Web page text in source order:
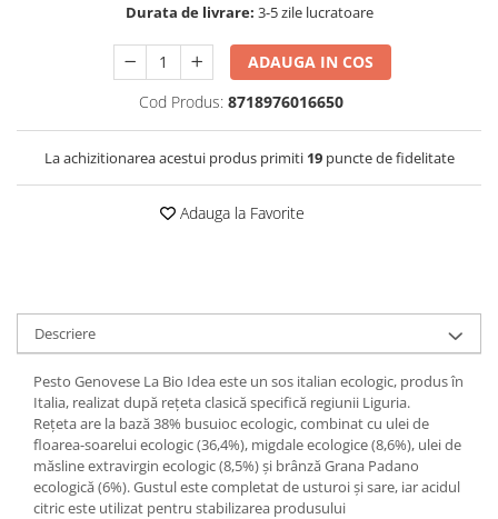
Durata de livrare: 3-5 zile lucratoare
ADAUGA IN COS
Cod Produs: 8718976016650
La achizitionarea acestui produs primiti 19puncte de fidelitate
Adauga la Favorite
Descriere
Pesto Genovese La Bio Idea este un sos italian ecologic, produs în
Italia, realizat după rețeta clasică specifică regiunii Liguria.
Rețeta are la bază 38% busuioc ecologic, combinat cu ulei de
floarea-soarelui ecologic (36,4%), migdale ecologice (8,6%), ulei de
măsline extravirgin ecologic (8,5%) și brânză Grana Padano
ecologică (6%). Gustul este completat de usturoi și sare, iar acidul
citric este utilizat pentru stabilizarea produsului